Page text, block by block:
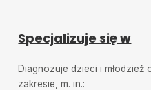
Specjalizuje się w
Diagnozuje dzieci i młodzież
zakresie, m. in.: